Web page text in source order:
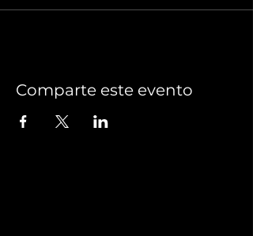
Comparte este evento